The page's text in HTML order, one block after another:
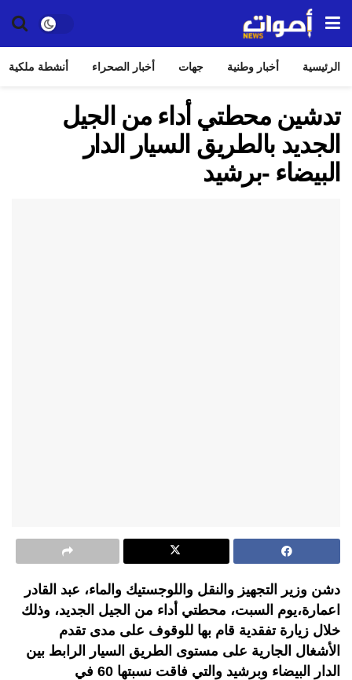
الرئيسية أخبار وطنية جهات أخبار الصحراء أنشطة ملكية
تدشين محطتي أداء من الجيل
الجديد بالطريق السيار الدار
البيضاء -برشيد
دشن وزير التجهيز والنقل واللوجستيك والماء، عبد القادر
اعمارة،يوم السبت، محطتي أداء من الجيل الجديد، وذلك
خلال زيارة تفقدية قام بها للوقوف على مدى تقدم
الأشغال الجارية على مستوى الطريق السيار الرابط بين
الدار البيضاء وبرشيد والتي فاقت نسبتها 60 في